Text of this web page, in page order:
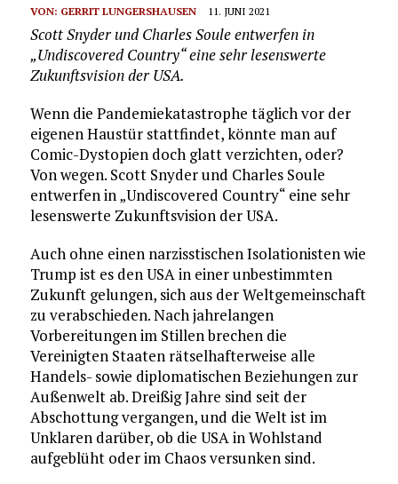
VON: GERRIT LUNGERSHAUSEN 11. JUNI 2021
Scott Snyder und Charles Soule entwerfen in
„Undiscovered Country“ eine sehr lesenswerte
Zukunftsvision der USA.
Wenn die Pandemiekatastrophe täglich vor der
eigenen Haustür stattfindet, könnte man auf
Comic-Dystopien doch glatt verzichten, oder?
Von wegen. Scott Snyder und Charles Soule
entwerfen in „Undiscovered Country“ eine sehr
lesenswerte Zukunftsvision der USA.
Auch ohne einen narzisstischen Isolationisten wie
Trump ist es den USA in einer unbestimmten
Zukunft gelungen, sich aus der Weltgemeinschaft
zu verabschieden. Nach jahrelangen
Vorbereitungen im Stillen brechen die
Vereinigten Staaten rätselhafterweise alle
Handels- sowie diplomatischen Beziehungen zur
Außenwelt ab. Dreißig Jahre sind seit der
Abschottung vergangen, und die Welt ist im
Unklaren darüber, ob die USA in Wohlstand
aufgeblüht oder im Chaos versunken sind.